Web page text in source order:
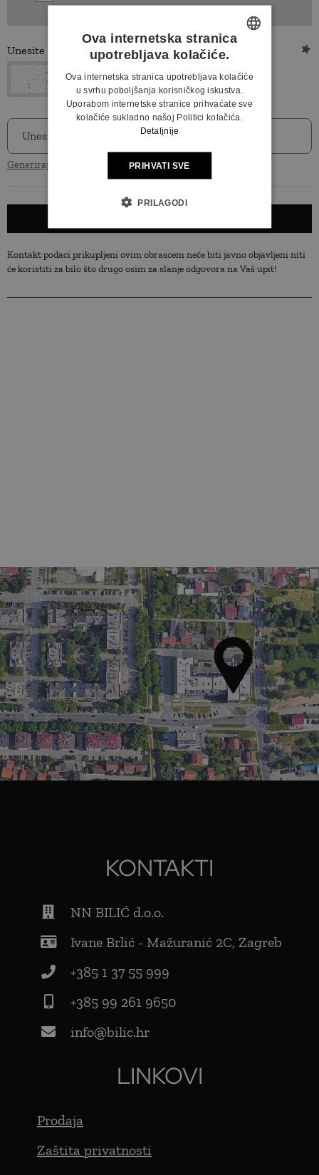
Generiraj novu sliku s kodom
Unesite kod sa slike
Kontakt podaci prikupljeni ovim obrascem neće biti javno objavljeni niti
će koristiti za bilo što drugo osim za slanje odgovora na Vaš upit!
KONTAKTI
NN BILIĆ d.o.o.
Ivane Brlić - Mažuranić 2C, Zagreb
+385 1 37 55 999
+385 99 261 9650
info@bilic.hr
LINKOVI
Prodaja
Zaštita privatnosti
CROATIAN
Ova internetska stranica
upotrebljava kolačiće.
Ova internetska stranica upotrebljava kolačiće
u svrhu poboljšanja korisničkog iskustva.
Uporabom internetske stranice prihvaćate sve
kolačiće sukladno našoj Politici kolačića.
Detaljnije
PRIHVATI SVE
PRILAGODI